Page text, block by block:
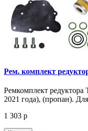
Рем. комплект
Ремкомплект редуктора
2021 года), (пропан).
1 303 р